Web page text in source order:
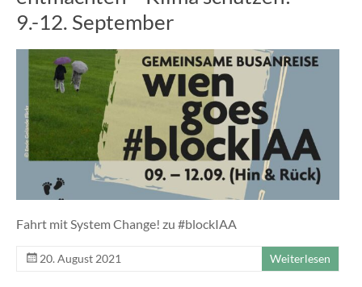
9.-12. September
Fahrt mit System Change! zu #blockIAA
20. August 2021 Weiterlesen